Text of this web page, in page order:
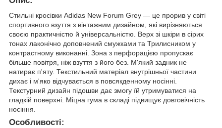
Стильні кросівки Adidas New Forum Grey — це прорив у світі
спортивного взуття з вінтажним дизайном, які вирізняються
своєю практичністю й універсальністю. Верх зі шкіри в сірих
тонах лаконічно доповнений смужками та Трилисником у
контрастному виконанні. Зона з перфорацією пропускає
більше повітря, ніж взуття з його без. М'який задник не
натирає п'яту. Текстильний матеріал внутрішньої частини
дихає і м'яко відчувається в повсякденному носінні.
Текстурний дизайн підошви дає змогу їй утримуватися на
гладкій поверхні. Міцна гума в складі підвищує довговічність
носіння.
Особливості: